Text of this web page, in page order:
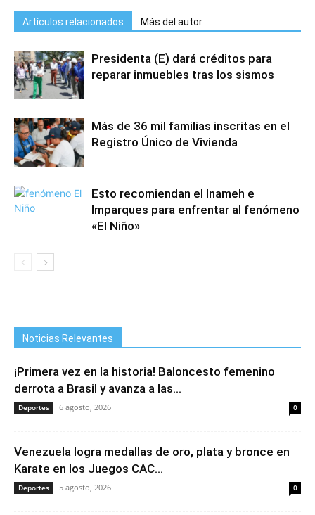
Artículos relacionados Más del autor
Presidenta (E) dará créditos para
reparar inmuebles tras los sismos
Más de 36 mil familias inscritas en el
Registro Único de Vivienda
Esto recomiendan el Inameh e
Imparques para enfrentar al fenómeno
«El Niño»
Noticias Relevantes
¡Primera vez en la historia! Baloncesto femenino
derrota a Brasil y avanza a las...
Deportes 6 agosto, 2026 0
Venezuela logra medallas de oro, plata y bronce en
Karate en los Juegos CAC...
Deportes 5 agosto, 2026 0